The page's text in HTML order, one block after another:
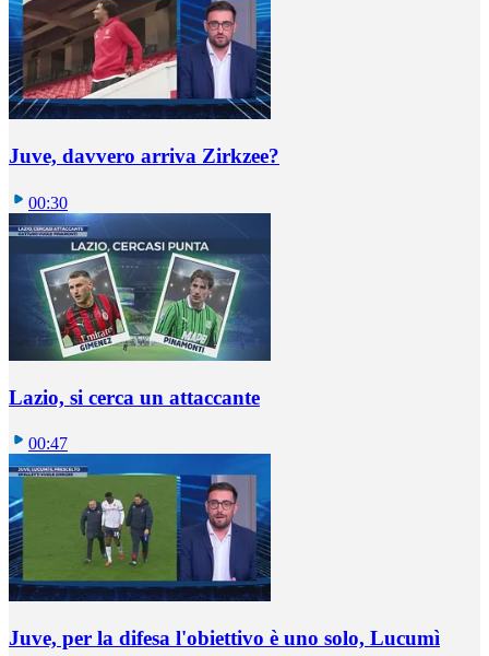
Juve, davvero arriva Zirkzee?
00:30
Lazio, si cerca un attaccante
00:47
Juve, per la difesa l'obiettivo è uno solo, Lucumì